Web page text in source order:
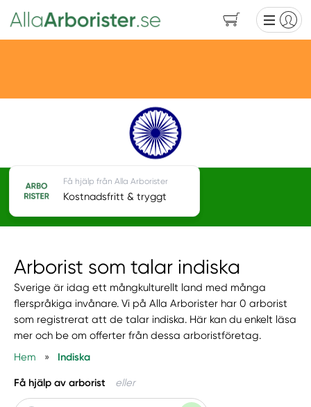
Arborist som talar indiska
Sverige är idag ett mångkulturellt land med många
flerspråkiga invånare. Vi på Alla Arborister har 0 arborist
som registrerat att de talar indiska. Här kan du enkelt läsa
mer och be om offerter från dessa arboristföretag.
Hem
» Indiska
Få hjälp av arborist eller
Få hjälp från Alla Arborister
Kostnadsfritt & tryggt